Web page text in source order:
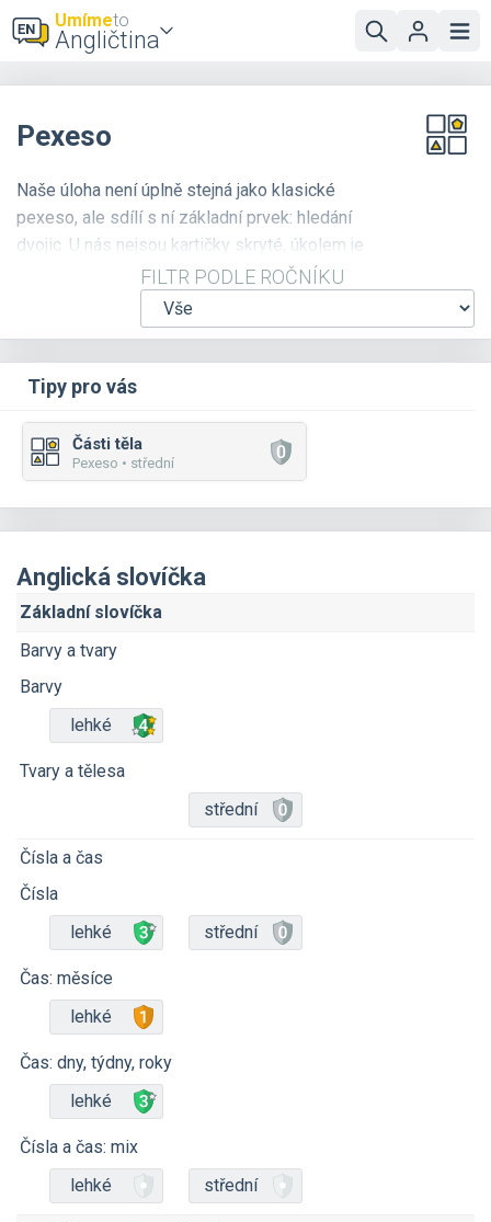
Umímeto
Angličtina
Pexeso
Naše úloha není úplně stejná jako klasické
pexeso, ale sdílí s ní základní prvek: hledání
dvojic. U nás nejsou kartičky skryté, úkolem je
pouze odhalit, které dvojice patří k sobě.
Odkrývejte správně a odhalíte pěkný obrázek!
FILTR PODLE ROČNÍKU
Tipy pro vás
Části těla
Pexeso • střední
Anglická slovíčka
Základní slovíčka
Barvy a tvary
Barvy
lehké
Tvary a tělesa
střední
Čísla a čas
Čísla
lehké
střední
Čas: měsíce
lehké
Čas: dny, týdny, roky
lehké
Čísla a čas: mix
lehké
střední